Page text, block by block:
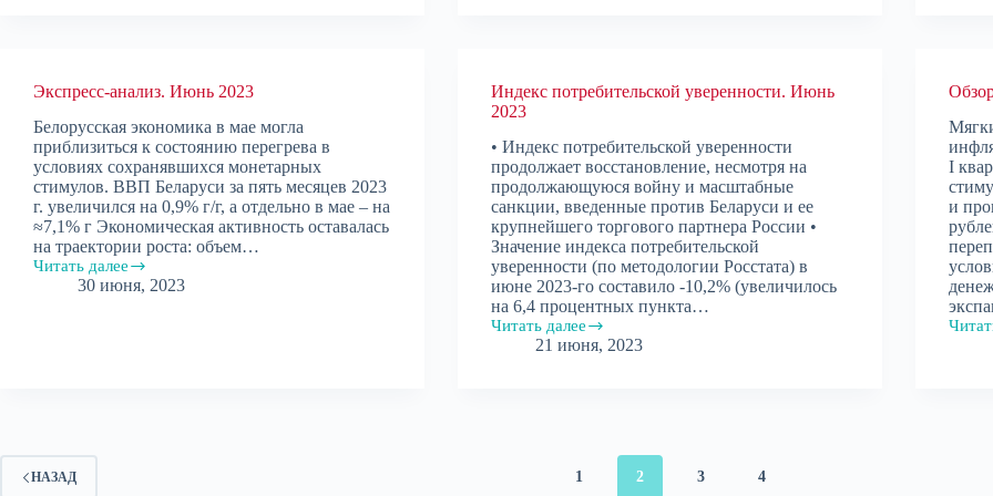
Экспресс-анализ. Июнь 2023
Белорусская экономика в мае могла
приблизиться к состоянию перегрева в
условиях сохранявшихся монетарных
стимулов. ВВП Беларуси за пять месяцев 2023
г. увеличился на 0,9% г/г, а отдельно в мае – на
≈7,1% г Экономическая активность оставалась
на траектории роста: объем…
Читать далее
Экспресс-
анализ.30 июня, 2023
Индекс потребительской уверенности. Июнь
2023
• Индекс потребительской уверенности
продолжает восстановление, несмотря на
продолжающуюся войну и масштабные
санкции, введенные против Беларуси и ее
крупнейшего торгового партнера России •
Значение индекса потребительской
уверенности (по методологии Росстата) в
июне 2023-го составило -10,2% (увеличилось
на 6,4 процентных пункта…
Читать далее
Индекс
потребительской
21 июня, 2023
I
и
Обзор
НАЗАД 1 2 3 4